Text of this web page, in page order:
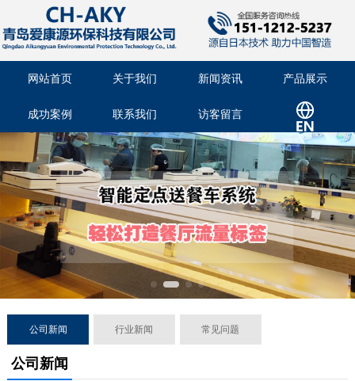
网站首页 关于我们 新闻资讯 产品展示
成功案例 联系我们 访客留言
公司新闻 行业新闻 常见问题
公司新闻